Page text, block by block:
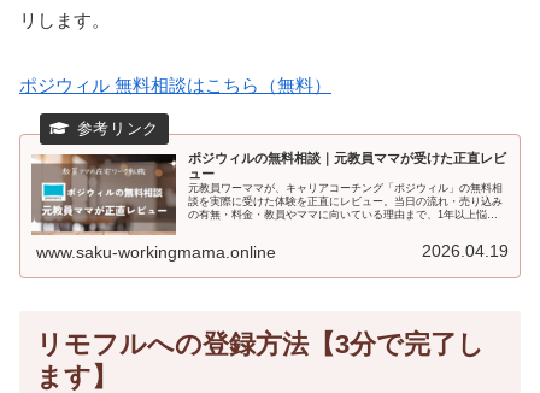
リします。
ポジウィル 無料相談はこちら（無料）
ポジウィルの無料相談｜元教員ママが受けた正直レビ
ュー
元教員ワーママが、キャリアコーチング「ポジウィル」の無料相
談を実際に受けた体験を正直にレビュー。当日の流れ・売り込み
の有無・料金・教員やママに向いている理由まで、1年以上悩ん
www.saku-workingmama.online 2026.04.19
リモフルへの登録方法【3分で完了し
ます】